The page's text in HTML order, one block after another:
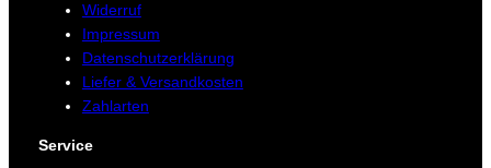
Widerruf
Impressum
Datenschutzerklärung
Liefer & Versandkosten
Zahlarten
Service